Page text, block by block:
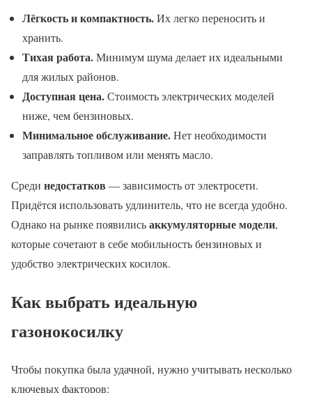
Лёгкость и компактность.Их легко переносить и
хранить.
Тихая работа.Минимум шума делает их идеальными
для жилых районов.
Доступная цена.Стоимость электрических моделей
ниже, чем бензиновых.
Минимальное обслуживание.Нет необходимости
заправлять топливом или менять масло.
Среди недостатков — зависимость от электросети.
Придётся использовать удлинитель, что не всегда удобно.
Однако на рынке появилисьаккумуляторные модели,
которые сочетают в себе мобильность бензиновых и
удобство электрических косилок.
Как выбрать идеальную
газонокосилку
Чтобы покупка была удачной, нужно учитывать несколько
ключевых факторов: